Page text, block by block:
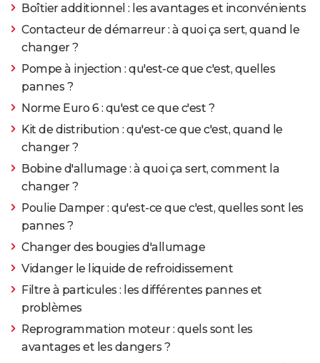
Boîtier additionnel : les avantages et inconvénients
Contacteur de démarreur : à quoi ça sert, quand le
changer ?
Pompe à injection : qu'est-ce que c'est, quelles
pannes ?
Norme Euro 6 : qu'est ce que c'est ?
Kit de distribution : qu'est-ce que c'est, quand le
changer ?
Bobine d'allumage : à quoi ça sert, comment la
changer ?
Poulie Damper : qu'est-ce que c'est, quelles sont les
pannes ?
Changer des bougies d'allumage
Vidanger le liquide de refroidissement
Filtre à particules : les différentes pannes et
problèmes
Reprogrammation moteur : quels sont les
avantages et les dangers ?